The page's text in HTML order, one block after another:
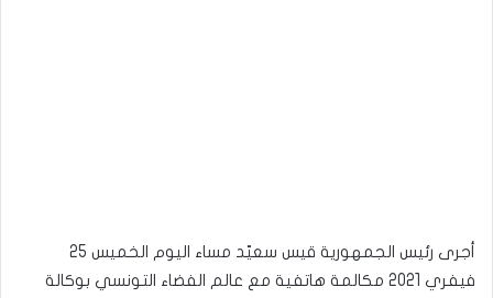
أجرى رئيس الجمهورية قيس سعيّد مساء اليوم الخميس 25
فيفري 2021 مكالمة هاتفية مع عالم الفضاء التونسي بوكالة